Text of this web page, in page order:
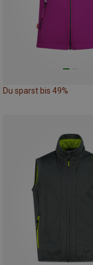
Du sparst bis 49%